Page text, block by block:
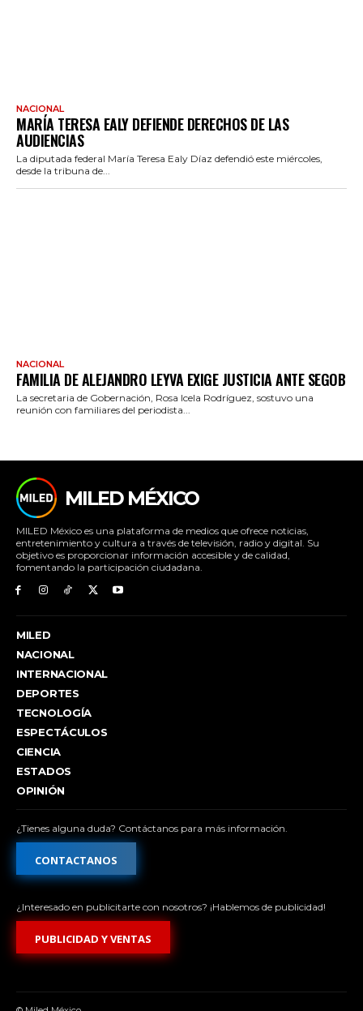
NACIONAL
MARÍA TERESA EALY DEFIENDE DERECHOS DE LAS
AUDIENCIAS
La diputada federal María Teresa Ealy Díaz defendió este miércoles,
desde la tribuna de...
NACIONAL
FAMILIA DE ALEJANDRO LEYVA EXIGE JUSTICIA ANTE SEGOB
La secretaria de Gobernación, Rosa Icela Rodríguez, sostuvo una
reunión con familiares del periodista...
MILED MÉXICO
MILED México es una plataforma de medios que ofrece noticias,
entretenimiento y cultura a través de televisión, radio y digital. Su
objetivo es proporcionar información accesible y de calidad,
fomentando la participación ciudadana.
MILED
NACIONAL
INTERNACIONAL
DEPORTES
TECNOLOGÍA
ESPECTÁCULOS
CIENCIA
ESTADOS
OPINIÓN
¿Tienes alguna duda? Contáctanos para más información.
CONTACTANOS
¿Interesado en publicitarte con nosotros? ¡Hablemos de publicidad!
PUBLICIDAD Y VENTAS